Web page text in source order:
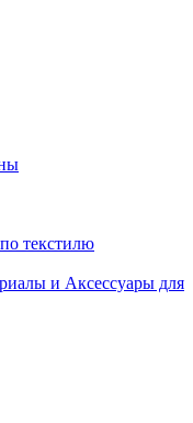
текстилю
и Аксессуары для